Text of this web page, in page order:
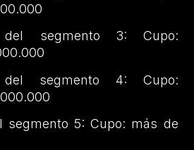
segmento 3: Cupo:
segmento 4: Cupo:
segmento 5: Cupo: más de